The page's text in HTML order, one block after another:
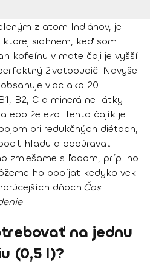
zlatom Indiánov, je
siahnem, keď som
kofeínu v mate čaji je vyšší
životobudič. Navyše
viac ako 20
B2, C a minerálne látky
železo. Tento čajík je
pri redukčných diétach,
hladu a odbúravať
zmiešame s ľadom, príp. ho
ho popíjať kedykoľvek
dňoch.Čas
na jednu
(0,5 l)?